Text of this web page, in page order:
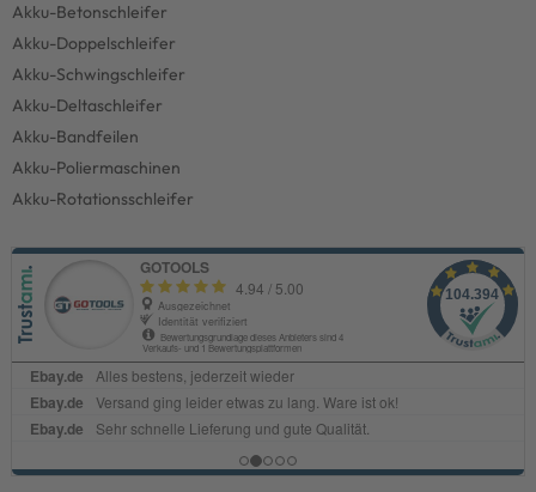
Akku-Betonschleifer
Akku-Doppelschleifer
Akku-Schwingschleifer
Akku-Deltaschleifer
Akku-Bandfeilen
Akku-Poliermaschinen
Akku-Rotationsschleifer